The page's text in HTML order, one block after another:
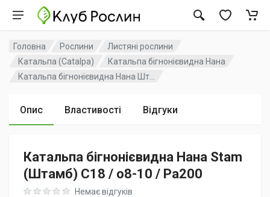
Головна Рослини
Листяні рослини
Катальпа (Catalpa)
Катальпа бігнонієвидна Нана
Катальпа бігнонієвидна Нана Шт...
Опис Властивості Відгуки
Катальпа бігнонієвидна Нана Stam
(Штамб) C18 / o8-10 / Pa200
Rating: 0 out of 5Немає відгуків